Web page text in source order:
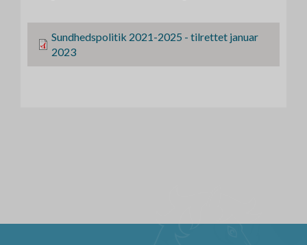
l
Sundhedspolitik 2021-2025 - tilrettet januar
2023